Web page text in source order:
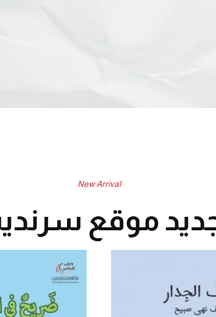
New Arrival
موقع